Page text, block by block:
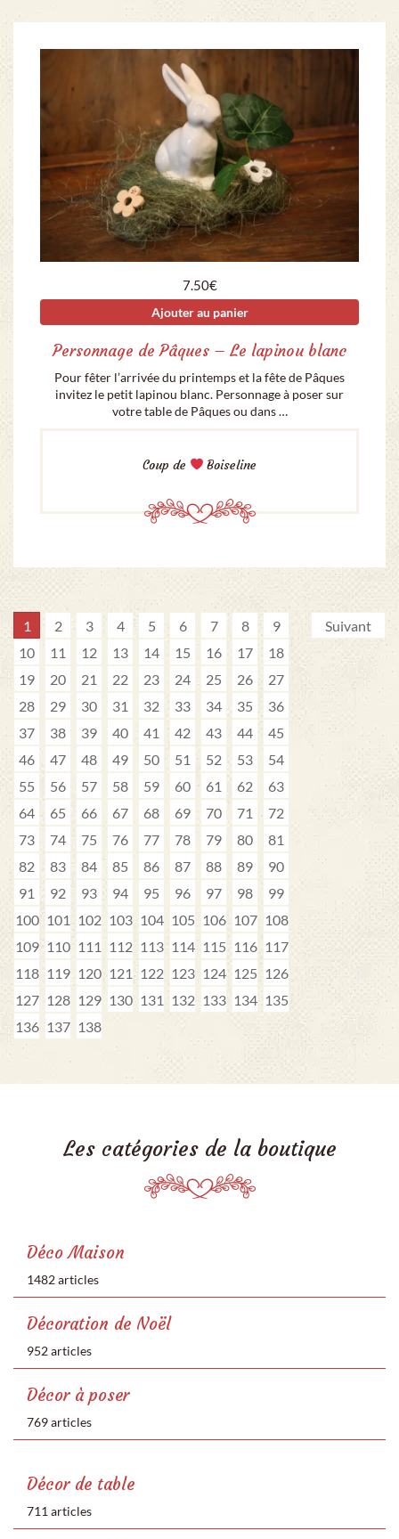
7.50€
Ajouter au panier
Personnage de Pâques – Le lapinou blanc
Pour fêter l’arrivée du printemps et la fête de Pâques
invitez le petit lapinou blanc. Personnage à poser sur
votre table de Pâques ou dans …
Coup de Boiseline
1 2 3 4 5 6 7 8
9
10
11 12 13 14 15 16 17
18
19
20 21 22 23 24 25 26
27
28
29 30 31 32 33 34 35
36
37
38 39 40 41 42 43 44
45
46
47 48 49 50 51 52 53
54
55
56 57 58 59 60 61 62
63
64
65 66 67 68 69 70 71
72
73
74 75 76 77 78 79 80
81
82
83 84 85 86 87 88 89
90
91
92 93 94 95 96 97 98
99
100 101 102 103 104 105 106 107 108
109 110 111 112 113 114 115 116 117
118 119 120 121 122 123 124 125 126
127 128 129 130 131 132 133 134 135
136 137 138
Suivant
Les catégories de la boutique
Déco Maison
1482 articles
Décoration de Noël
952 articles
Décor à poser
769 articles
Décor de table
711 articles